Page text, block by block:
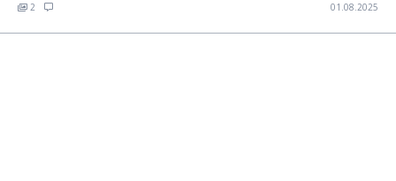
2 01.08.2025